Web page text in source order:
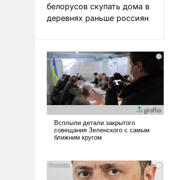
белорусов скупать дома в
деревнях раньше россиян